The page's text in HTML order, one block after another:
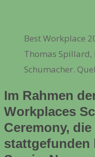
Best Workplace
Thomas Spillard,
Schumacher.
Im Rahmen
Workplaces
Ceremony,
stattgefunden